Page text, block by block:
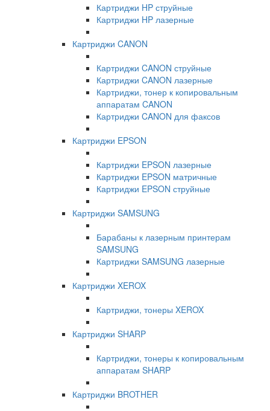
Картриджи HP струйные
Картриджи HP лазерные
Картриджи CANON
Картриджи CANON струйные
Картриджи CANON лазерные
Картриджи, тонер к копировальным
аппаратам CANON
Картриджи CANON для факсов
Картриджи EPSON
Картриджи EPSON лазерные
Картриджи EPSON матричные
Картриджи EPSON струйные
Картриджи SAMSUNG
Барабаны к лазерным принтерам
SAMSUNG
Картриджи SAMSUNG лазерные
Картриджи XEROX
Картриджи, тонеры XEROX
Картриджи SHARP
Картриджи, тонеры к копировальным
аппаратам SHARP
Картриджи BROTHER